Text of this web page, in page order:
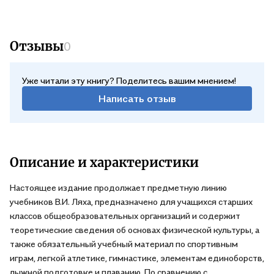
Отзывы0
Уже читали эту книгу? Поделитесь вашим мнением!
Написать отзыв
Описание и характеристики
Настоящее издание продолжает предметную линию
учебников В.И. Ляха, предназначено для учащихся старших
классов общеобразовательных организаций и содержит
теоретические сведения об основах физической культуры, а
также обязательный учебный материал по спортивным
играм, легкой атлетике, гимнастике, элементам единоборств,
лыжной подготовке и плаванию. По сравнению с